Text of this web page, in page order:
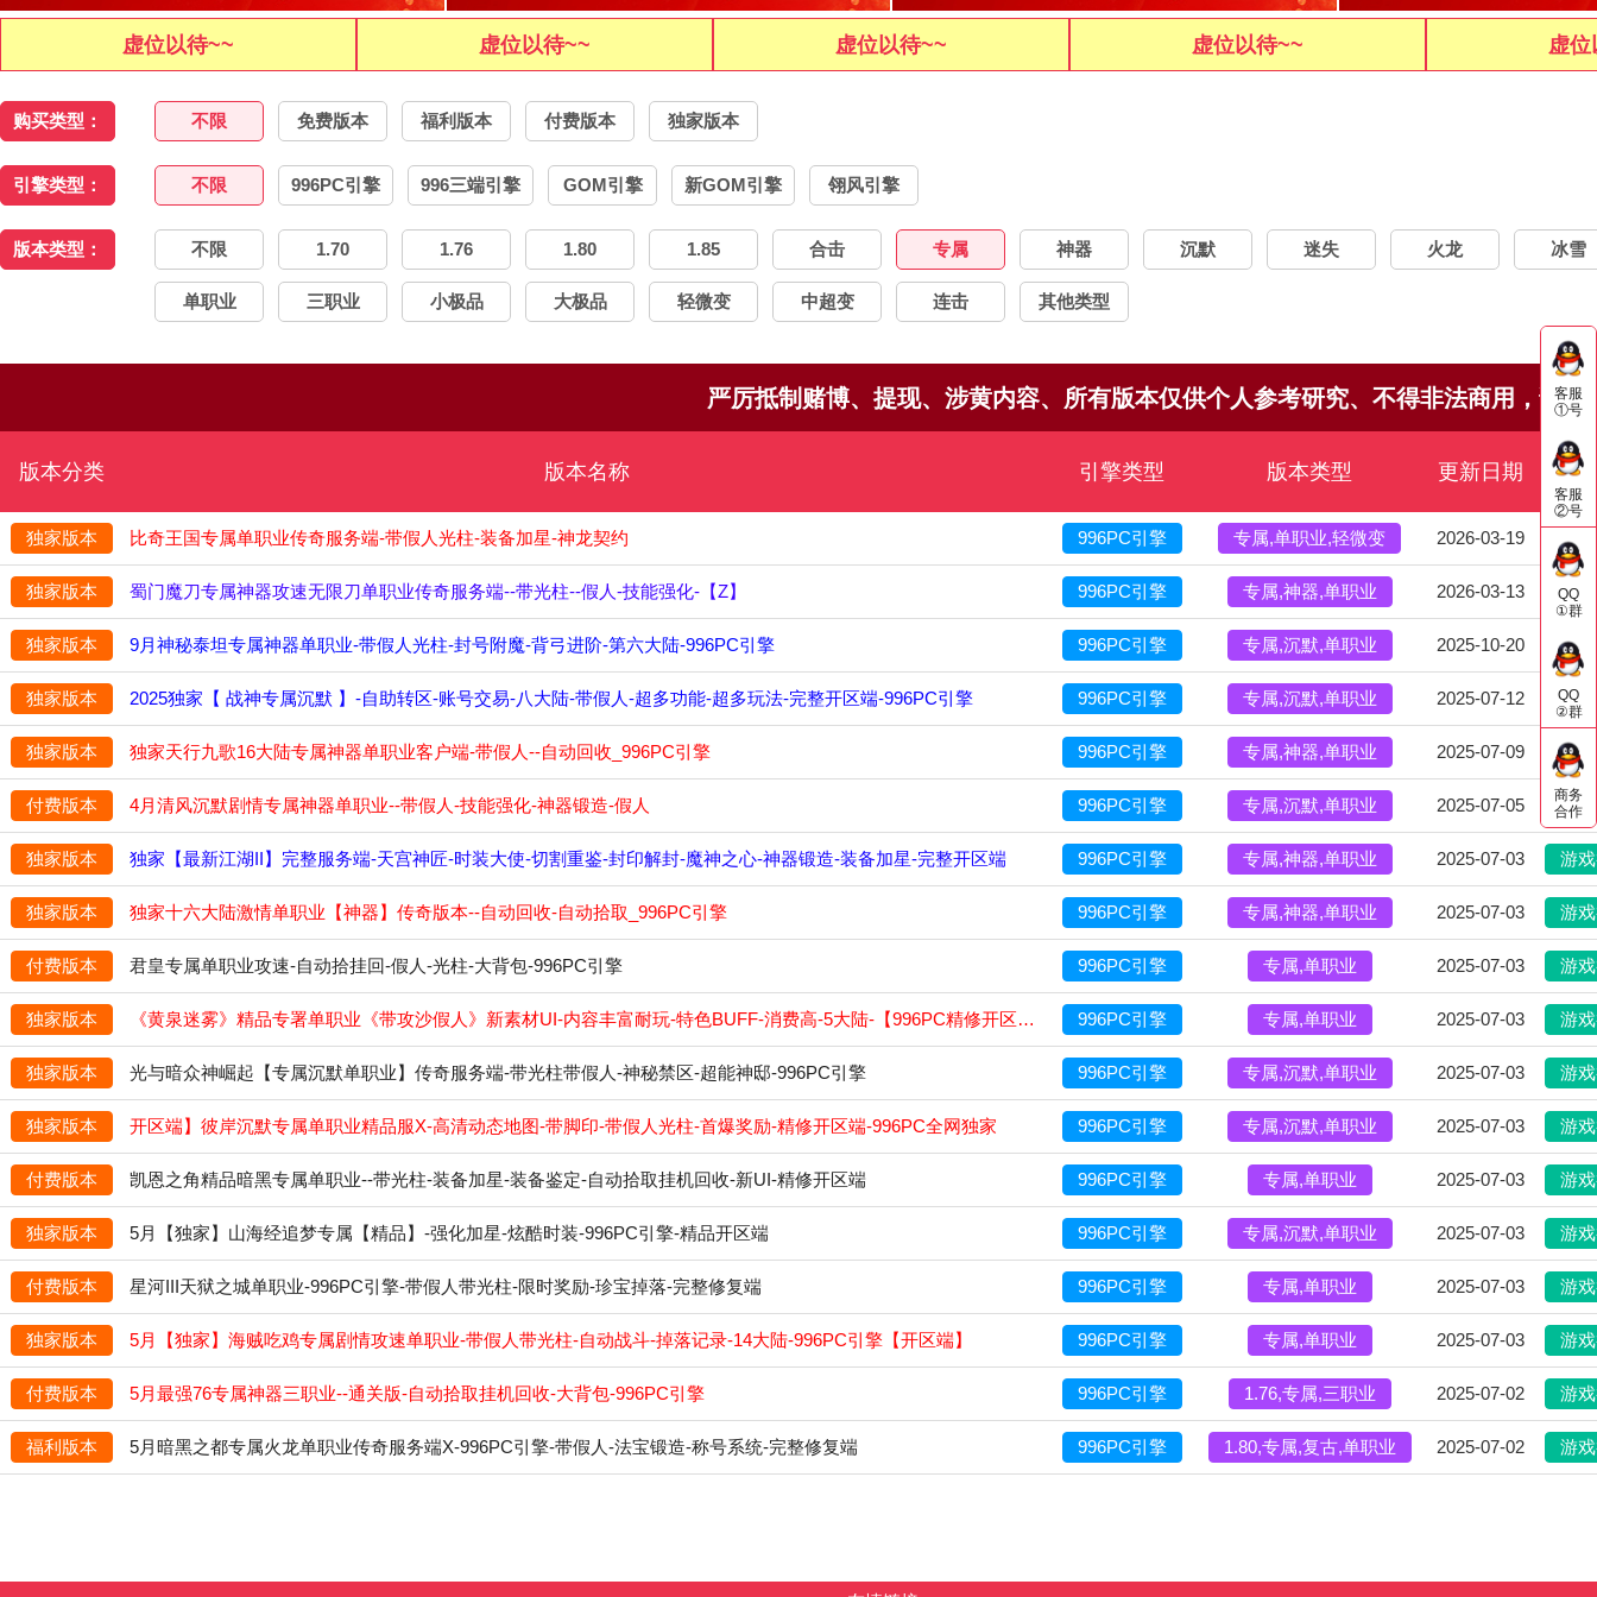
客服
①号
客服
②号
QQ
①群
QQ
②群
商务
合作
虚位以待~~ 虚位以待~~ 虚位以待~~ 虚位以待~~ 虚
购买类型： 不限 免费版本 福利版本 付费版本 独家版本
引擎类型： 不限 996PC引擎 996三端引擎 GOM引擎 新GOM引擎 翎风引擎
版本类型： 不限 1.70 1.76 1.80 1.85 合击 专属 神器 沉默 迷失 火龙 冰雪
单职业 三职业 小极品 大极品 轻微变 中超变 连击 其他类型
严厉抵制赌博、提现、涉黄内容、所有版本仅供个人参考研究、不得非法商用，请下载24
版本分类 版本名称 引擎类型 版本类型 更新日期 游
独家版本 比奇王国专属单职业传奇服务端-带假人光柱-装备加星-神龙契约 996PC引擎 专属,单职业,轻微变 2026-03-19 游
独家版本 蜀门魔刀专属神器攻速无限刀单职业传奇服务端--带光柱--假人-技能强化-【Z】 996PC引擎 专属,神器,单职业 2026-03-13 游
独家版本 9月神秘泰坦专属神器单职业-带假人光柱-封号附魔-背弓进阶-第六大陆-996PC引擎 996PC引擎 专属,沉默,单职业 2025-10-20 游
独家版本 2025独家【 战神专属沉默 】-自助转区-账号交易-八大陆-带假人-超多功能-超多玩法-完整开区端-996PC引擎 996PC引擎 专属,沉默,单职业 2025-07-12 游
独家版本 独家天行九歌16大陆专属神器单职业客户端-带假人--自动回收_996PC引擎 996PC引擎 专属,神器,单职业 2025-07-09 游
付费版本 4月清风沉默剧情专属神器单职业--带假人-技能强化-神器锻造-假人 996PC引擎 专属,沉默,单职业 2025-07-05 游
独家版本 独家【最新江湖II】完整服务端-天宫神匠-时装大使-切割重鉴-封印解封-魔神之心-神器锻造-装备加星-完整开区端 996PC引擎 专属,神器,单职业 2025-07-03 游
独家版本 独家十六大陆激情单职业【神器】传奇版本--自动回收-自动拾取_996PC引擎 996PC引擎 专属,神器,单职业 2025-07-03 游
付费版本 君皇专属单职业攻速-自动拾挂回-假人-光柱-大背包-996PC引擎 996PC引擎 专属,单职业 2025-07-03 游
独家版本
《黄泉迷雾》精品专署单职业《带攻沙假人》新素材UI-内容丰富耐玩-特色BUFF-消费高-5大陆-【996PC精修开区
996PC引擎 专属,单职业 2025-07-03 游
独家版本 光与暗众神崛起【专属沉默单职业】传奇服务端-带光柱带假人-神秘禁区-超能神邸-996PC引擎 996PC引擎 专属,沉默,单职业 2025-07-03 游
独家版本 开区端】彼岸沉默专属单职业精品服X-高清动态地图-带脚印-带假人光柱-首爆奖励-精修开区端-996PC全网独家 996PC引擎 专属,沉默,单职业 2025-07-03 游
付费版本 凯恩之角精品暗黑专属单职业--带光柱-装备加星-装备鉴定-自动拾取挂机回收-新UI-精修开区端 996PC引擎 专属,单职业 2025-07-03 游
独家版本 5月【独家】山海经追梦专属【精品】-强化加星-炫酷时装-996PC引擎-精品开区端 996PC引擎 专属,沉默,单职业 2025-07-03 游
付费版本 星河III天狱之城单职业-996PC引擎-带假人带光柱-限时奖励-珍宝掉落-完整修复端 996PC引擎 专属,单职业 2025-07-03 游
独家版本 5月【独家】海贼吃鸡专属剧情攻速单职业-带假人带光柱-自动战斗-掉落记录-14大陆-996PC引擎【开区端】 996PC引擎 专属,单职业 2025-07-03 游
付费版本 5月最强76专属神器三职业--通关版-自动拾取挂机回收-大背包-996PC引擎 996PC引擎 1.76,专属,三职业 2025-07-02 游
福利版本 5月暗黑之都专属火龙单职业传奇服务端X-996PC引擎-带假人-法宝锻造-称号系统-完整修复端 996PC引擎 1.80,专属,复古,单职业 2025-07-02 游